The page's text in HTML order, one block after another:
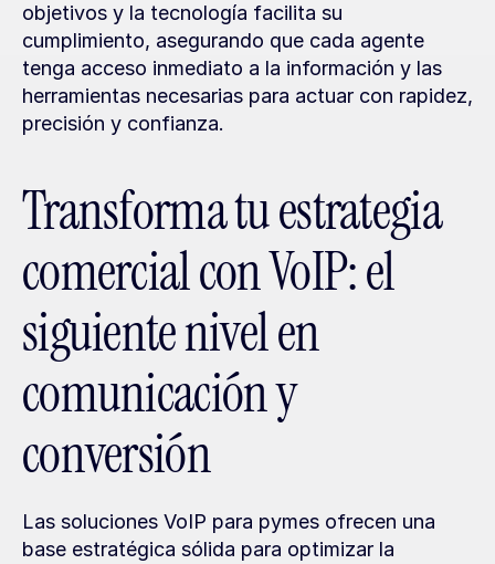
objetivos y la tecnología facilita su
cumplimiento, asegurando que cada agente
tenga acceso inmediato a la información y las
herramientas necesarias para actuar con rapidez,
precisión y confianza.
Transforma tu estrategia
comercial con VoIP: el
siguiente nivel en
comunicación y
conversión
Las soluciones VoIP para pymes ofrecen una
base estratégica sólida para optimizar la